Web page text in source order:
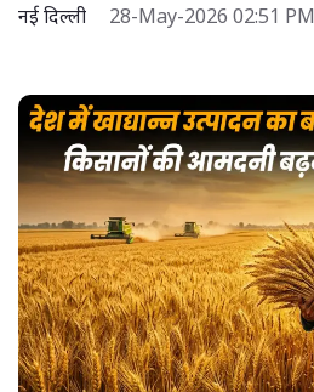
नई दिल्ली 28-May-2026 02:51 PM